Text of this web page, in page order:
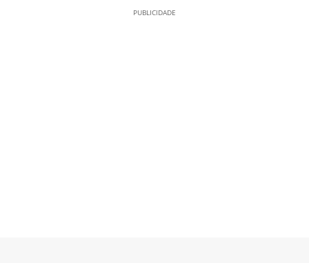
PUBLICIDADE